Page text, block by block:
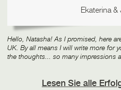
Ekaterina &
Hello, Natasha! As I promised, here
UK. By all means I will write more for
the thoughts... so many impressions
Lesen Sie alle